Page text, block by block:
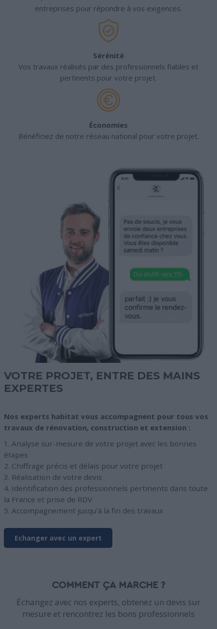
entreprises pour répondre à vos exigences.
Sérénité
Vos travaux réalisés par des professionnels fiables et
pertinents pour votre projet.
Économies
Bénéficiez de notre réseau national pour votre projet.
VOTRE PROJET, ENTRE DES MAINS
EXPERTES
Nos experts habitat vous accompagnent pour tous vos
travaux de rénovation, construction et extension :
1. Analyse sur-mesure de votre projet avec les bonnes
étapes
2. Chiffrage précis et délais pour votre projet
3. Réalisation de votre devis
4. Identification des professionnels pertinents dans toute
la France et prise de RDV
5. Accompagnement jusqu’à la fin des travaux
Echanger avec un expert
COMMENT ÇA MARCHE ?
Échangez avec nos experts, obtenez un devis sur
mesure et rencontrez les bons professionnels